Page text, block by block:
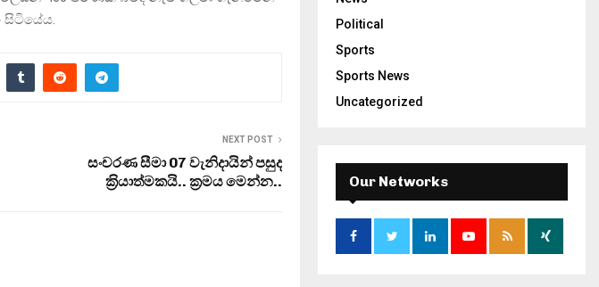
NEXT POST
සංචරණ සීමා 07 වැනිදායින් පසුද
ක‍්‍රියාත්මකයි.. ක‍්‍රමය මෙන්න..
Political
Sports
Sports News
Uncategorized
Our Networks